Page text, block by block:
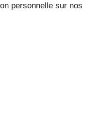
personnelle sur nos